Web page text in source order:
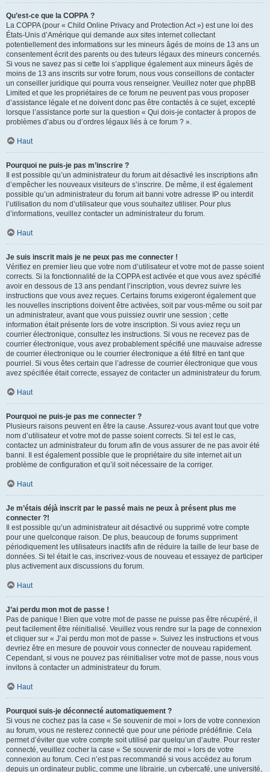
Qu’est-ce que la COPPA ?
La COPPA (pour « Child Online Privacy and Protection Act ») est une loi des
États-Unis d’Amérique qui demande aux sites internet collectant
potentiellement des informations sur les mineurs âgés de moins de 13 ans un
consentement écrit des parents ou des tuteurs légaux des mineurs concernés.
Si vous ne savez pas si cette loi s’applique également aux mineurs âgés de
moins de 13 ans inscrits sur votre forum, nous vous conseillons de contacter
un conseiller juridique qui pourra vous renseigner. Veuillez noter que phpBB
Limited et que les propriétaires de ce forum ne peuvent pas vous proposer
d’assistance légale et ne doivent donc pas être contactés à ce sujet, excepté
lorsque l’assistance porte sur la question « Qui dois-je contacter à propos de
problèmes d’abus ou d’ordres légaux liés à ce forum ? ».
Haut
Pourquoi ne puis-je pas m’inscrire ?
Il est possible qu’un administrateur du forum ait désactivé les inscriptions afin
d’empêcher les nouveaux visiteurs de s’inscrire. De même, il est également
possible qu’un administrateur du forum ait banni votre adresse IP ou interdit
l’utilisation du nom d’utilisateur que vous souhaitez utiliser. Pour plus
d’informations, veuillez contacter un administrateur du forum.
Haut
Je suis inscrit mais je ne peux pas me connecter !
Vérifiez en premier lieu que votre nom d’utilisateur et votre mot de passe soient
corrects. Si la fonctionnalité de la COPPA est activée et que vous avez spécifié
avoir en dessous de 13 ans pendant l’inscription, vous devrez suivre les
instructions que vous avez reçues. Certains forums exigeront également que
les nouvelles inscriptions doivent être activées, soit par vous-même ou soit par
un administrateur, avant que vous puissiez ouvrir une session ; cette
information était présente lors de votre inscription. Si vous aviez reçu un
courrier électronique, consultez les instructions. Si vous ne recevez pas de
courrier électronique, vous avez probablement spécifié une mauvaise adresse
de courrier électronique ou le courrier électronique a été filtré en tant que
pourriel. Si vous êtes certain que l’adresse de courrier électronique que vous
avez spécifiée était correcte, essayez de contacter un administrateur du forum.
Haut
Pourquoi ne puis-je pas me connecter ?
Plusieurs raisons peuvent en être la cause. Assurez-vous avant tout que votre
nom d’utilisateur et votre mot de passe soient corrects. Si tel est le cas,
contactez un administrateur du forum afin de vous assurer de ne pas avoir été
banni. Il est également possible que le propriétaire du site internet ait un
problème de configuration et qu’il soit nécessaire de la corriger.
Haut
Je m’étais déjà inscrit par le passé mais ne peux à présent plus me
connecter ?!
Il est possible qu’un administrateur ait désactivé ou supprimé votre compte
pour une quelconque raison. De plus, beaucoup de forums suppriment
périodiquement les utilisateurs inactifs afin de réduire la taille de leur base de
données. Si tel était le cas, inscrivez-vous de nouveau et essayez de participer
plus activement aux discussions du forum.
Haut
J’ai perdu mon mot de passe !
Pas de panique ! Bien que votre mot de passe ne puisse pas être récupéré, il
peut facilement être réinitialisé. Veuillez vous rendre sur la page de connexion
et cliquer sur « J’ai perdu mon mot de passe ». Suivez les instructions et vous
devriez être en mesure de pouvoir vous connecter de nouveau rapidement.
Cependant, si vous ne pouvez pas réinitialiser votre mot de passe, nous vous
invitons à contacter un administrateur du forum.
Haut
Pourquoi suis-je déconnecté automatiquement ?
Si vous ne cochez pas la case « Se souvenir de moi » lors de votre connexion
au forum, vous ne resterez connecté que pour une période prédéfinie. Cela
permet d’éviter que votre compte soit utilisé par quelqu’un d’autre. Pour rester
connecté, veuillez cocher la case « Se souvenir de moi » lors de votre
connexion au forum. Ceci n’est pas recommandé si vous accédez au forum
depuis un ordinateur public, comme une librairie, un cybercafé, une université,